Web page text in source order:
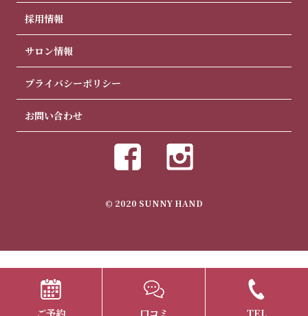
ご予約 口コミ TEL
採用情報
サロン情報
プライバシーポリシー
お問い合わせ
© 2020 SUNNY HAND